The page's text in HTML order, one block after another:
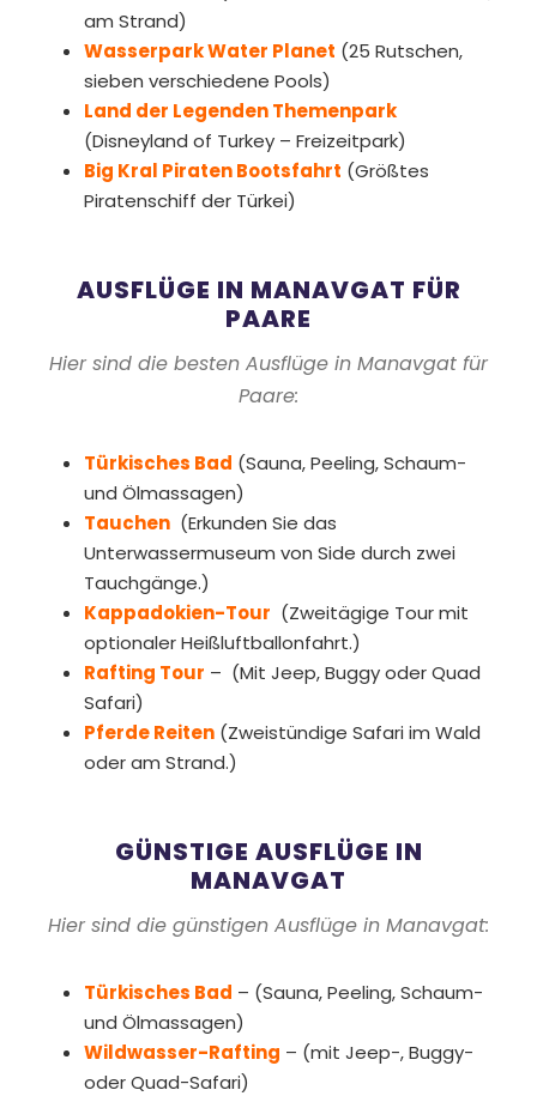
am Strand)
Wasserpark Water Planet (25 Rutschen,
sieben verschiedene Pools)
Land der Legenden Themenpark
(Disneyland of Turkey – Freizeitpark)
Big Kral Piraten Bootsfahrt (Größtes
Piratenschiff der Türkei)
AUSFLÜGE IN MANAVGAT FÜR
PAARE
Hier sind die besten Ausflüge in Manavgat für
Paare:
Türkisches Bad (Sauna, Peeling, Schaum-
und Ölmassagen)
Tauchen (Erkunden Sie das
Unterwassermuseum von Side durch zwei
Tauchgänge.)
Kappadokien-Tour (Zweitägige Tour mit
optionaler Heißluftballonfahrt.)
Rafting Tour – (Mit Jeep, Buggy oder Quad
Safari)
Pferde Reiten (Zweistündige Safari im Wald
oder am Strand.)
GÜNSTIGE AUSFLÜGE IN
MANAVGAT
Hier sind die günstigen Ausflüge in Manavgat:
Türkisches Bad – (Sauna, Peeling, Schaum-
und Ölmassagen)
Wildwasser-Rafting – (mit Jeep-, Buggy-
oder Quad-Safari)